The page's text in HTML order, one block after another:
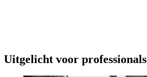
Uitgelicht voor professionals